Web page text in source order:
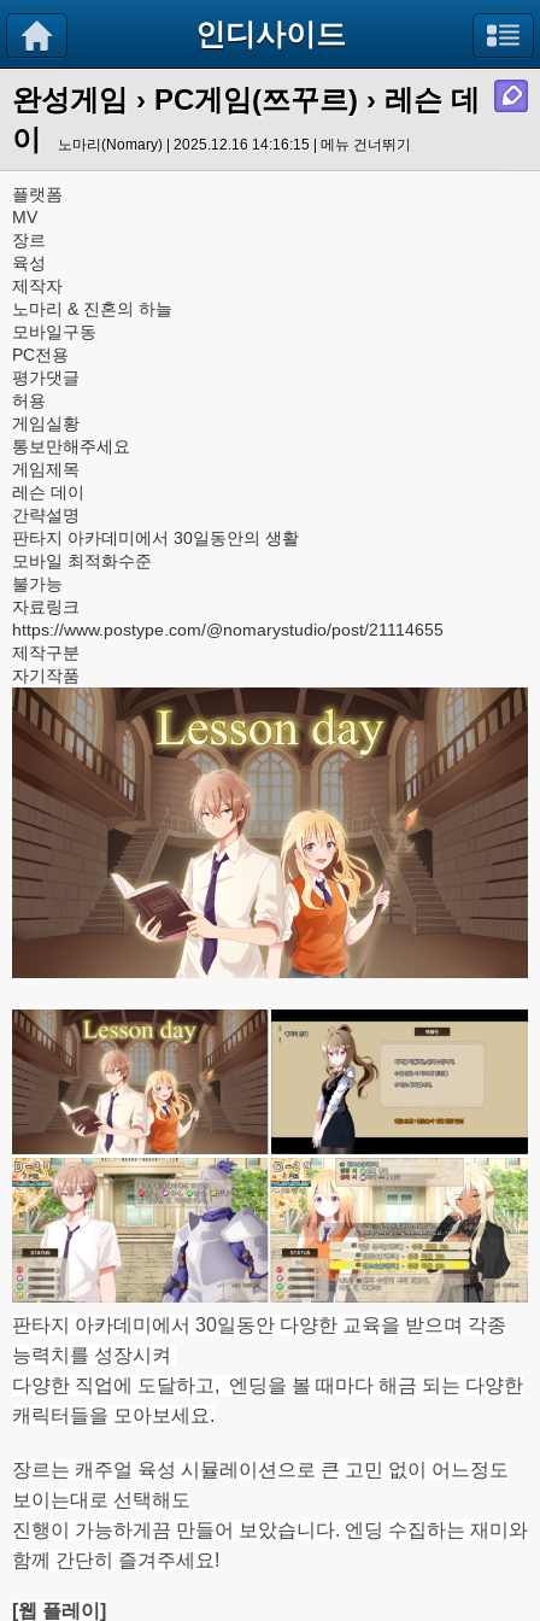
인디사이드
완성게임 › PC게임(쯔꾸르) › 레슨 데
이
노마리(Nomary) | 2025.12.16 14:16:15 | 메뉴 건너뛰기
플랫폼
MV
장르
육성
제작자
노마리 & 진혼의 하늘
모바일구동
PC전용
평가댓글
허용
게임실황
통보만해주세요
게임제목
레슨 데이
간략설명
판타지 아카데미에서 30일동안의 생활
모바일 최적화수준
불가능
자료링크
https://www.postype.com/@nomarystudio/post/21114655
제작구분
자기작품
판타지 아카데미에서 30일동안 다양한 교육을 받으며 각종
능력치를 성장시켜
다양한 직업에 도달하고, 엔딩을 볼 때마다 해금 되는 다양한
캐릭터들을 모아보세요.
장르는 캐주얼 육성 시뮬레이션으로 큰 고민 없이 어느정도
보이는대로 선택해도
진행이 가능하게끔 만들어 보았습니다. 엔딩 수집하는 재미와
함께 간단히 즐겨주세요!
[웹 플레이]